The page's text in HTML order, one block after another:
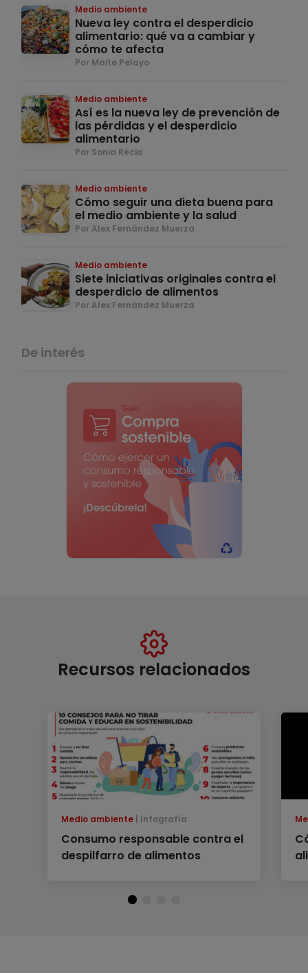
Medio ambiente
Nueva ley contra el desperdicio
alimentario: qué va a cambiar y
cómo te afecta
Por Maite Pelayo
Medio ambiente
Así es la nueva ley de prevención de
las pérdidas y el desperdicio
alimentario
Por Sonia Recio
Medio ambiente
Cómo seguir una dieta buena para
el medio ambiente y la salud
Por Alex Fernández Muerza
Medio ambiente
Siete iniciativas originales contra el
desperdicio de alimentos
Por Alex Fernández Muerza
De interés
Recursos relacionados
Medio ambiente Infografía
Consumo responsable contra el
despilfarro de alimentos